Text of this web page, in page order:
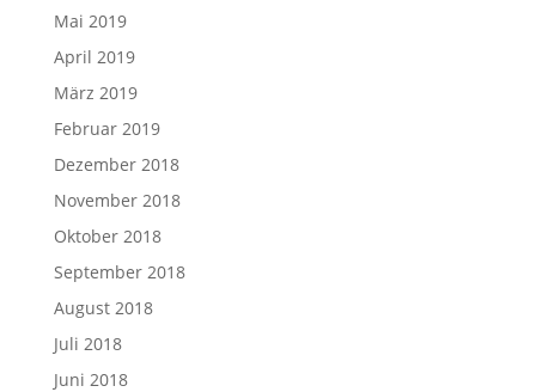
Mai 2019
April 2019
März 2019
Februar 2019
Dezember 2018
November 2018
Oktober 2018
September 2018
August 2018
Juli 2018
Juni 2018